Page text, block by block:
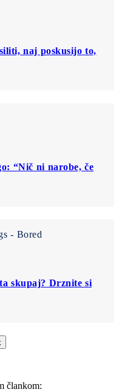
naj poskusijo to,
“Nič ni narobe, če
skupaj? Drznite si
člankom: